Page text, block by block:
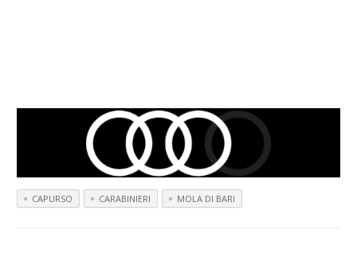
CAPURSO CARABINIERI MOLA DI BARI